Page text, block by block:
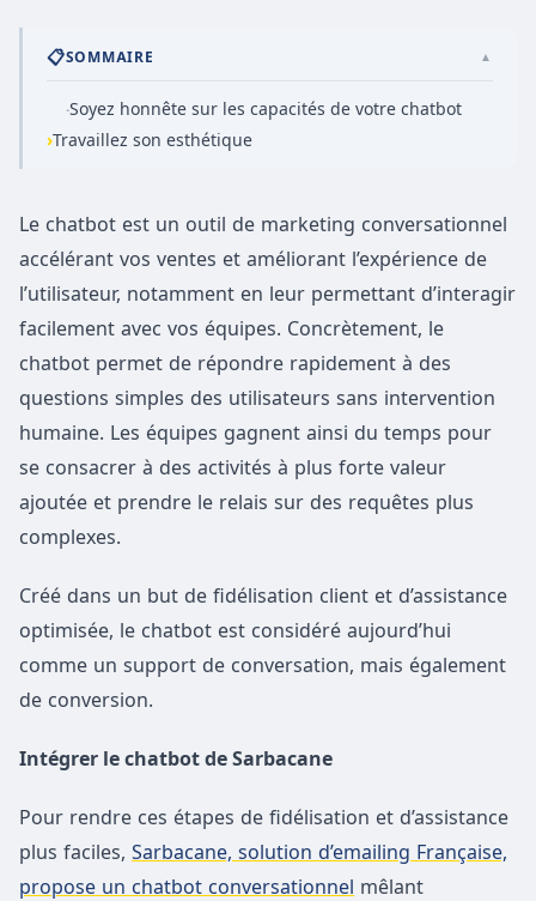
📋SOMMAIRE ▲
·Soyez honnête sur les capacités de votre chatbot
›Travaillez son esthétique
Le chatbot est un outil de marketing conversationnel
accélérant vos ventes et améliorant l’expérience de
l’utilisateur, notamment en leur permettant d’interagir
facilement avec vos équipes. Concrètement, le
chatbot permet de répondre rapidement à des
questions simples des utilisateurs sans intervention
humaine. Les équipes gagnent ainsi du temps pour
se consacrer à des activités à plus forte valeur
ajoutée et prendre le relais sur des requêtes plus
complexes.
Créé dans un but de fidélisation client et d’assistance
optimisée, le chatbot est considéré aujourd’hui
comme un support de conversation, mais également
de conversion.
Intégrer le chatbot de Sarbacane
Pour rendre ces étapes de fidélisation et d’assistance
plus faciles, Sarbacane, solution d’emailing Française,
propose un chatbot conversationnel mêlant